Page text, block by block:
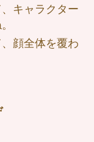
キャラクター
顔全体を覆わ